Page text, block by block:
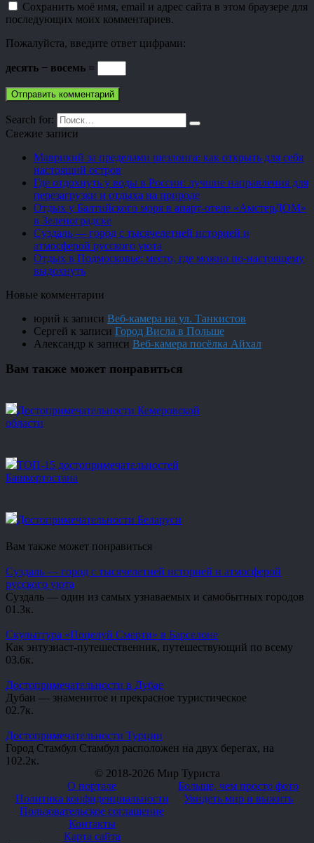
Сохранить моё имя, email и адрес сайта в этом браузере для
последующих моих комментариев.
Пожалуйста, введите ответ цифрами:
десять − восемь =
Search for:
Свежие записи
Маврикий за пределами шезлонга: как открыть для себя
настоящий остров
Где отдохнуть у воды в России: лучшие направления для
перезагрузки и отдыха на природе
Отдых у Балтийского моря в апарт-отеле «АмстерДОМ»
в Зеленоградске
Суздаль — город с тысячелетней историей и
атмосферой русского уюта
Отдых в Подмосковье: место, где можно по-настоящему
выдохнуть
Новые комментарии
юрий к записи Веб-камера на ул. Танкистов
Сергей к записи Город Висла в Польше
Александр к записи Веб-камера посёлка Айхал
Вам также может понравиться
Достопримечательности Кемеровской
области
ТОП-15 достопримечательностей
Башкортостана
Достопримечательности Беларуси
Вам также может понравиться
Суздаль — город с тысячелетней историей и атмосферой
русского уюта
Суздаль — один из самых узнаваемых и самобытных городов
01.3к.
Скульптура «Поцелуй Смерти» в Барселоне
Как энтузиаст-путешественник, путешествующий по всему
03.6к.
Достопримечательности в Дубае
Дубаи — знаменитое и прекрасное туристическое
02.7к.
Достопримечательности Турции
Город Стамбул Стамбул расположен на двух берегах, на
102.2к.
© 2018-2026 Мир Туриста
О портале
Политика конфиденциальности
Пользовательское соглашение
Контакты
Карта сайта
Больше, чем просто фото
Увидеть мир и выжить